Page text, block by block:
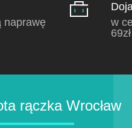
naprawę
w
69zł
rączka Wrocław